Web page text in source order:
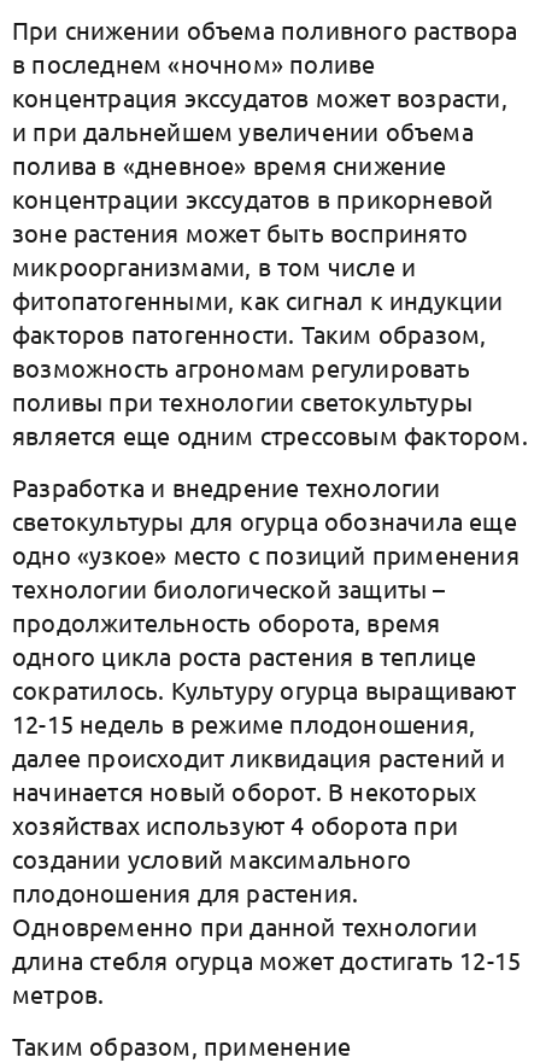
При снижении объема поливного раствора
в последнем «ночном» поливе
концентрация экссудатов может возрасти,
и при дальнейшем увеличении объема
полива в «дневное» время снижение
концентрации экссудатов в прикорневой
зоне растения может быть воспринято
микроорганизмами, в том числе и
фитопатогенными, как сигнал к индукции
факторов патогенности. Таким образом,
возможность агрономам регулировать
поливы при технологии cветокультуры
является еще одним стрессовым фактором.
Разработка и внедрение технологии
cветокультуры для огурца обозначила еще
одно «узкое» место с позиций применения
технологии биологической защиты –
продолжительность оборота, время
одного цикла роста растения в теплице
сократилось. Культуру огурца выращивают
12-15 недель в режиме плодоношения,
далее происходит ликвидация растений и
начинается новый оборот. В некоторых
хозяйствах используют 4 оборота при
создании условий максимального
плодоношения для растения.
Одновременно при данной технологии
длина стебля огурца может достигать 12-15
метров.
Таким образом, применение